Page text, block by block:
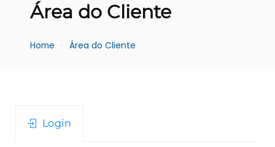
Área do Cliente
Home Área do Cliente
Login